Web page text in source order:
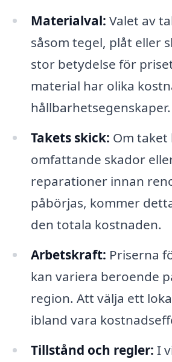
Materialval: Valet av
såsom tegel, plåt eller
stor betydelse för
material har olika
hållbarhetsegenskaper.
Takets skick: Om taket
omfattande skador
reparationer innan
påbörjas, kommer
den totala kostnaden.
Arbetskraft: Priserna
kan variera beroende
region. Att välja ett
ibland vara
Tillstånd och regler: I